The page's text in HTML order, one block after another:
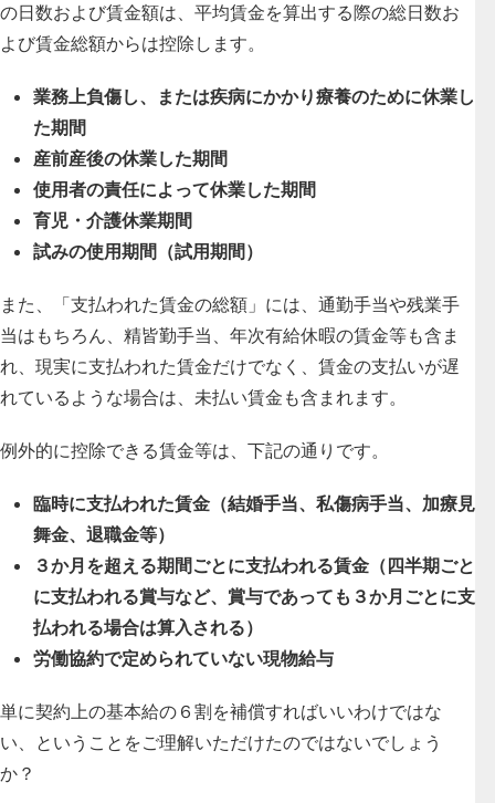
の日数および賃金額は、平均賃金を算出する際の総日数お
よび賃金総額からは控除します。
業務上負傷し、または疾病にかかり療養のために休業し
た期間
産前産後の休業した期間
使用者の責任によって休業した期間
育児・介護休業期間
試みの使用期間（試用期間）
また、「支払われた賃金の総額」には、通勤手当や残業手
当はもちろん、精皆勤手当、年次有給休暇の賃金等も含ま
れ、現実に支払われた賃金だけでなく、賃金の支払いが遅
れているような場合は、未払い賃金も含まれます。
例外的に控除できる賃金等は、下記の通りです。
臨時に支払われた賃金（結婚手当、私傷病手当、加療見
舞金、退職金等）
３か月を超える期間ごとに支払われる賃金（四半期ごと
に支払われる賞与など、賞与であっても３か月ごとに支
払われる場合は算入される）
労働協約で定められていない現物給与
単に契約上の基本給の６割を補償すればいいわけではな
い、ということをご理解いただけたのではないでしょう
か？